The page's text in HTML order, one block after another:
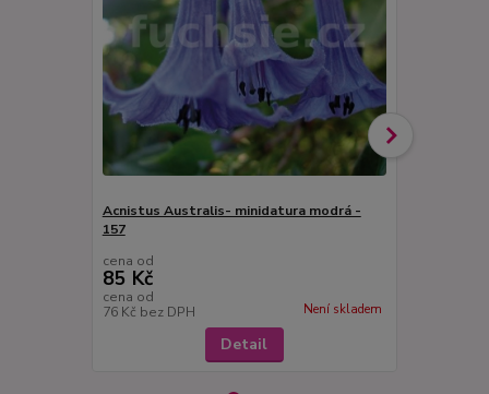
Acnistus Australis- minidatura modrá -
157
cena od
85 Kč
cena od
76 Kč bez DPH Není skladem
Detail